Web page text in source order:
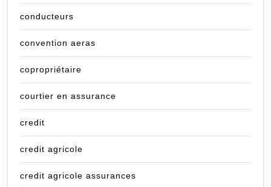
conducteurs
convention aeras
copropriétaire
courtier en assurance
credit
credit agricole
credit agricole assurances